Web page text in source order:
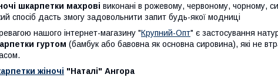
шкарпетки махрові виконані в рожевому, червоному, чорному,
спосіб дасть змогу задовольнити запит будь-якої модниці
нашого інтернет-магазину "Крупний-Опт" є застосування
гуртом (бамбук або бавовна як основна сировина), які не
жіночі "Наталі" Ангора